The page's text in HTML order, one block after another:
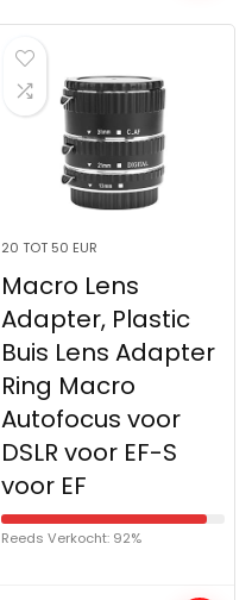
20 TOT 50 EUR
Macro Lens
Adapter, Plastic
Buis Lens Adapter
Ring Macro
Autofocus voor
DSLR voor EF-S
voor EF
Reeds Verkocht: 92%